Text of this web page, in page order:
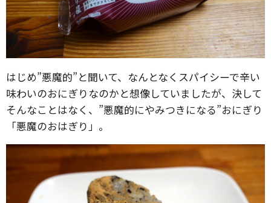
はじめ”悪魔的”と聞いて、なんとなくスパイシーで辛い
味わいのおにぎりなのかと想像していましたが、決して
そんなことはなく、”悪魔的にやみつきになる”おにぎり
「悪魔のおはぎり」。